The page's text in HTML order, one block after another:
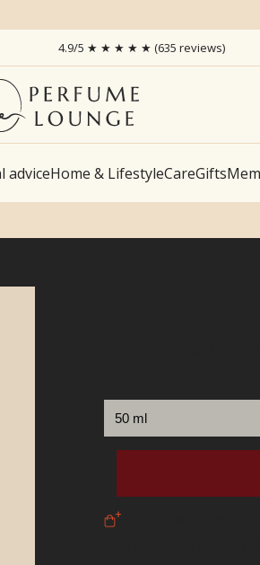
4.9/5 ★ ★ ★ ★ ★ (635 reviews)
adviceHome & LifestyleCareGifts
Add sample (€ 7,00)